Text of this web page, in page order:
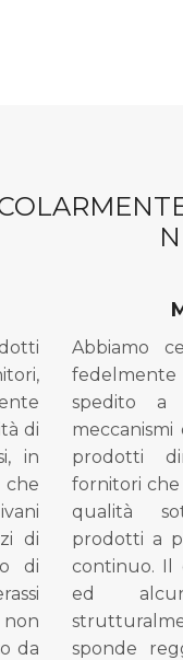
di
in
di
di
da
Abbiamo
spedito a
prodotti
fornitori
qualità
prodotti a
continuo. Il
ed
sponde